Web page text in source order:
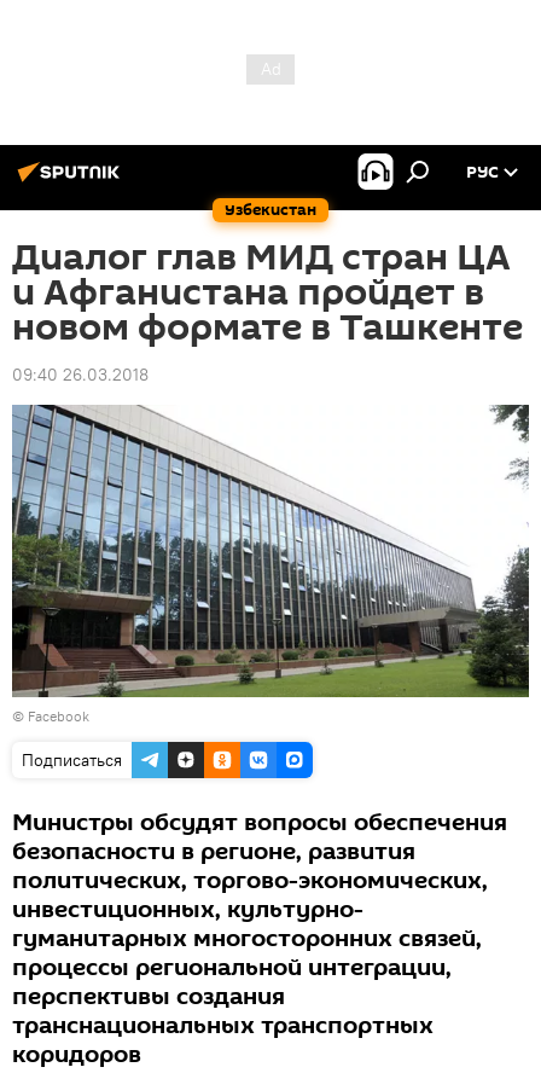
Узбекистан
РУС
Диалог глав МИД стран ЦА
и Афганистана пройдет в
новом формате в Ташкенте
09:40 26.03.2018
© Facebook
Подписаться
Министры обсудят вопросы обеспечения
безопасности в регионе, развития
политических, торгово-экономических,
инвестиционных, культурно-
гуманитарных многосторонних связей,
процессы региональной интеграции,
перспективы создания
транснациональных транспортных
коридоров